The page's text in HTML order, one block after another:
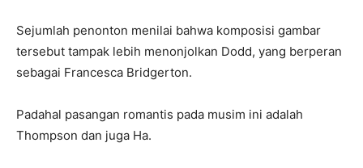
Sejumlah penonton menilai bahwa komposisi gambar
tersebut tampak lebih menonjolkan Dodd, yang berperan
sebagai Francesca Bridgerton.
Padahal pasangan romantis pada musim ini adalah
Thompson dan juga Ha.